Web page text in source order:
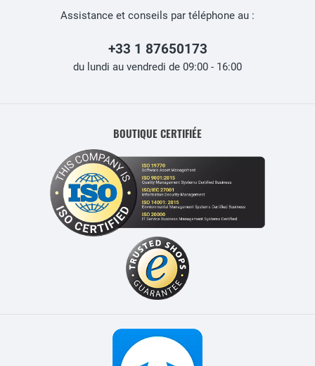
Assistance et conseils par téléphone au :
+33 1 87650173
du lundi au vendredi de 09:00 - 16:00
BOUTIQUE CERTIFIÉE